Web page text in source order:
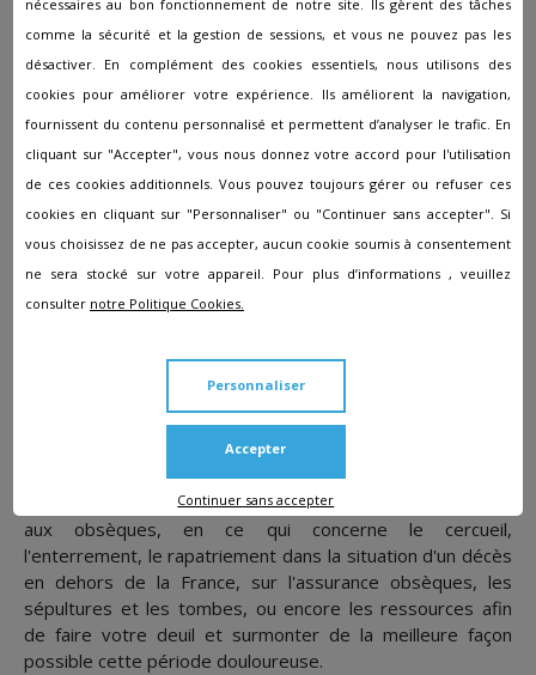
amont de la mise en terre du cercueil. Le processus diffère
lors d'une crémation, où les personnes présentes
assistent à la crémation du cercueil contenant le corps du
défunt avant qu’une urne cinéraire contenant les cendres
de la personne décédée soit remise aux proches.
En savoir plus sur la
planification des funérailles
coûts de sociétés funéraires différentes. Ces devis sont
disponible pour vous renseigner sur toutes les prestations
dispensées par les agences funéraires, et sur les
démarches qui vont suivre. Nous vous donnerons des
informations supplémentaires sur les pompes funèbres en
générales, mais aussi sur les différentes formalités liées
aux obsèques, en ce qui concerne le cercueil,
l'enterrement, le rapatriement dans la situation d'un décès
en dehors de la France, sur l'assurance obsèques, les
sépultures et les tombes, ou encore les ressources afin
de faire votre deuil et surmonter de la meilleure façon
possible cette période douloureuse.
nécessaires au bon fonctionnement de notre site. Ils gèrent des tâches
comme la sécurité et la gestion de sessions, et vous ne pouvez pas les
désactiver. En complément des cookies essentiels, nous utilisons des
cookies pour améliorer votre expérience. Ils améliorent la navigation,
fournissent du contenu personnalisé et permettent d’analyser le trafic. En
cliquant sur "Accepter", vous nous donnez votre accord pour l'utilisation
de ces cookies additionnels. Vous pouvez toujours gérer ou refuser ces
cookies en cliquant sur "Personnaliser" ou "Continuer sans accepter". Si
vous choisissez de ne pas accepter, aucun cookie soumis à consentement
ne sera stocké sur votre appareil. Pour plus d’informations , veuillez
consulter notre Politique Cookies.
Continuer sans accepter
Personnaliser
Accepter